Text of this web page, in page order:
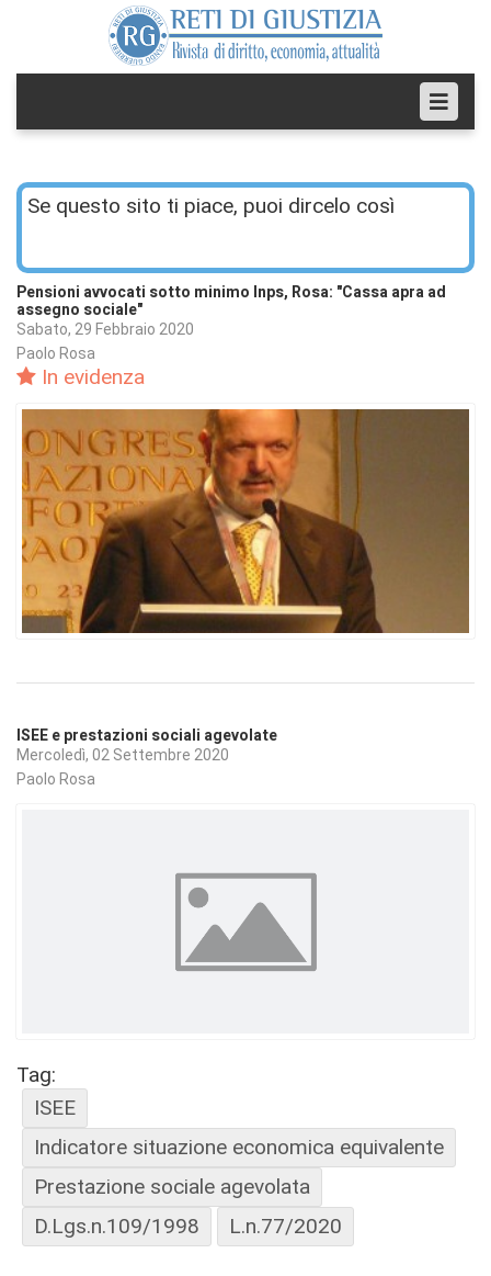
Se questo sito ti piace, puoi dircelo così
Pensioni avvocati sotto minimo Inps, Rosa: "Cassa apra ad
assegno sociale"
Sabato, 29 Febbraio 2020
Paolo Rosa
In evidenza
ISEE e prestazioni sociali agevolate
Mercoledì, 02 Settembre 2020
Paolo Rosa
Tag:
ISEE
Indicatore situazione economica equivalente
Prestazione sociale agevolata
D.Lgs.n.109/1998
L.n.77/2020